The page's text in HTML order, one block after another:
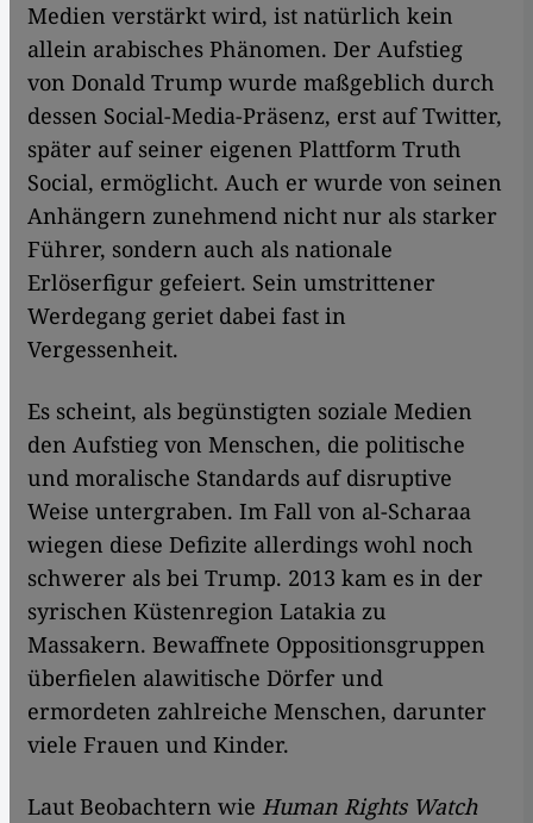
Medien verstärkt wird, ist natürlich kein
allein arabisches Phänomen. Der Aufstieg
von Donald Trump wurde maßgeblich durch
dessen Social-Media-Präsenz, erst auf Twitter,
später auf seiner eigenen Plattform Truth
Social, ermöglicht. Auch er wurde von seinen
Anhängern zunehmend nicht nur als starker
Führer, sondern auch als nationale
Erlöserfigur gefeiert. Sein umstrittener
Werdegang geriet dabei fast in
Vergessenheit.
Es scheint, als begünstigten soziale Medien
den Aufstieg von Menschen, die politische
und moralische Standards auf disruptive
Weise untergraben. Im Fall von al-Scharaa
wiegen diese Defizite allerdings wohl noch
schwerer als bei Trump. 2013 kam es in der
syrischen Küstenregion Latakia zu
Massakern. Bewaffnete Oppositionsgruppen
überfielen alawitische Dörfer und
ermordeten zahlreiche Menschen, darunter
viele Frauen und Kinder.
Laut Beobachtern wie Human Rights Watch